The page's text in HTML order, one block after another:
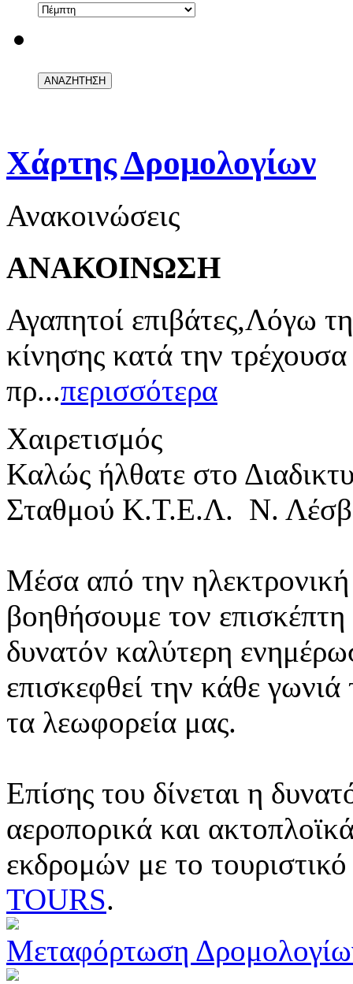
Χάρτης Δρομολογίων
Ανακοινώσεις
ΑΝΑΚΟΙΝΩΣΗ
Αγαπητοί επιβάτες,Λόγω
κίνησης κατά την
πρ...περισσότερα
Χαιρετισμός
Καλώς ήλθατε στο
Σταθμού Κ.Τ.Ε.Λ. Ν.
Μέσα από την ηλεκτρονική
βοηθήσουμε τον
δυνατόν καλύτερη
επισκεφθεί την κάθε
τα λεωφορεία μας.
Επίσης του δίνεται η
αεροπορικά και
εκδρομών με το
TOURS.
Μεταφόρτωση